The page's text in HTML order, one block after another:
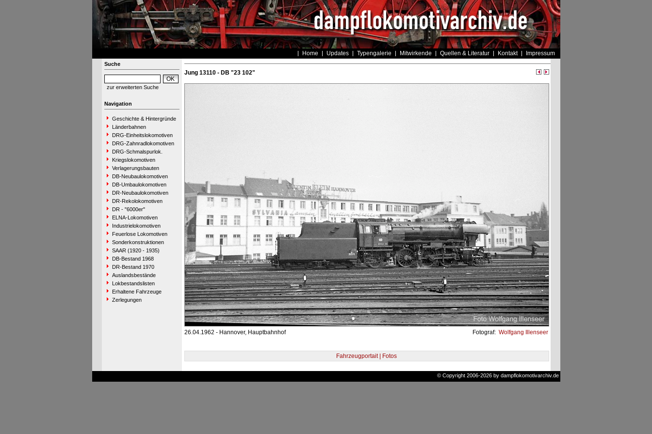
Home Updates Typengalerie Mitwirkende Quellen & Literatur Kontakt Impressum
Suche
zur erweiterten Suche
Navigation
Geschichte & Hintergründe
Länderbahnen
DRG-Einheitslokomotiven
DRG-Zahnradlokomotiven
DRG-Schmalspurlok.
Kriegslokomotiven
Verlagerungsbauten
DB-Neubaulokomotiven
DB-Umbaulokomotiven
DR-Neubaulokomotiven
DR-Rekolokomotiven
DR - "6000er"
ELNA-Lokomotiven
Industrielokomotiven
Feuerlose Lokomotiven
Sonderkonstruktionen
SAAR (1920 - 1935)
DB-Bestand 1968
DR-Bestand 1970
Auslandsbestände
Lokbestandslisten
Erhaltene Fahrzeuge
Zerlegungen
Jung 13110 - DB "23 102"
26.04.1962 - Hannover, Hauptbahnhof Fotograf: Wolfgang Illenseer
Fahrzeugportait | Fotos
© Copyright 2006-2026 by dampflokomotivarchiv.de